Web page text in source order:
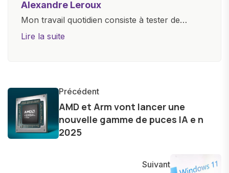
Alexandre Leroux
Mon travail quotidien consiste à tester de
nouveaux appareils, à rédiger des critiques
informations précises et pertinentes pour aider
les consommateurs à comprendre et à naviguer
dans le paysage technologique en constante
évolution.
Lire la suite
Précédent
AMD et Arm vont lancer une
nouvelle gamme de puces IA e n
2025
Suivant